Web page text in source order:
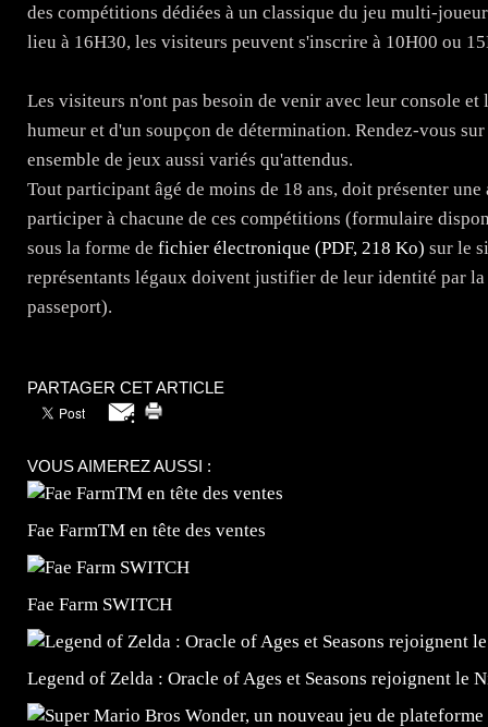
des compétitions dédiées à un classique du jeu multi-
lieu à 16H30, les visiteurs peuvent s'inscrire à 10H00 ou
Les visiteurs n'ont pas besoin de venir avec leur console
humeur et d'un soupçon de détermination. Rendez-vous
ensemble de jeux aussi variés qu'attendus.
Tout participant âgé de moins de 18 ans, doit présenter
participer à chacune de ces compétitions (formulaire
sous la forme de fichier électronique (PDF, 218 Ko) sur le
représentants légaux doivent justifier de leur identité par
passeport).
PARTAGER CET ARTICLE
VOUS AIMEREZ AUSSI :
Fae FarmTM en tête des ventes
Fae Farm SWITCH
Legend of Zelda : Oracle of Ages et Seasons rejoignent le